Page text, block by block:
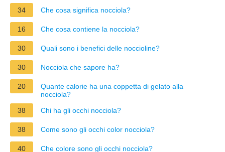
34 Che cosa significa nocciola?
16 Che cosa contiene la nocciola?
30 Quali sono i benefici delle noccioline?
30 Nocciola che sapore ha?
20
Quante calorie ha una coppetta di gelato alla
nocciola?
38
Chi ha gli occhi nocciola?
38 Come sono gli occhi color nocciola?
40 Che colore sono gli occhi nocciola?